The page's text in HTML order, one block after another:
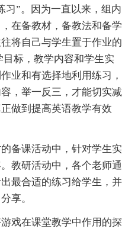
习”。因为一直以来，组内
在备教材，备教法和备学
将自己与学生置于作业的
标，教学内容和学生实
业和有选择地利用练习，
，举一反三，才能切实减
做到提高英语教学有效
备课活动中，针对学生实
教研活动中，各个老师通
最合适的练习给学生，并
享。
戏在课堂教学中作用的探